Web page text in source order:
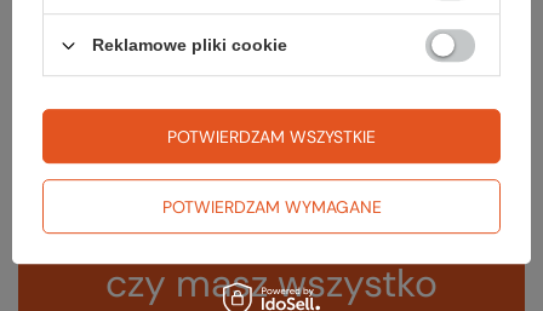
Waga [g]
705
9000000000056
Sprawdź
czy masz wszystko
Reklamowe pliki cookie
POTWIERDZAM WYMAGANE
POTWIERDZAM WSZYSTKIE